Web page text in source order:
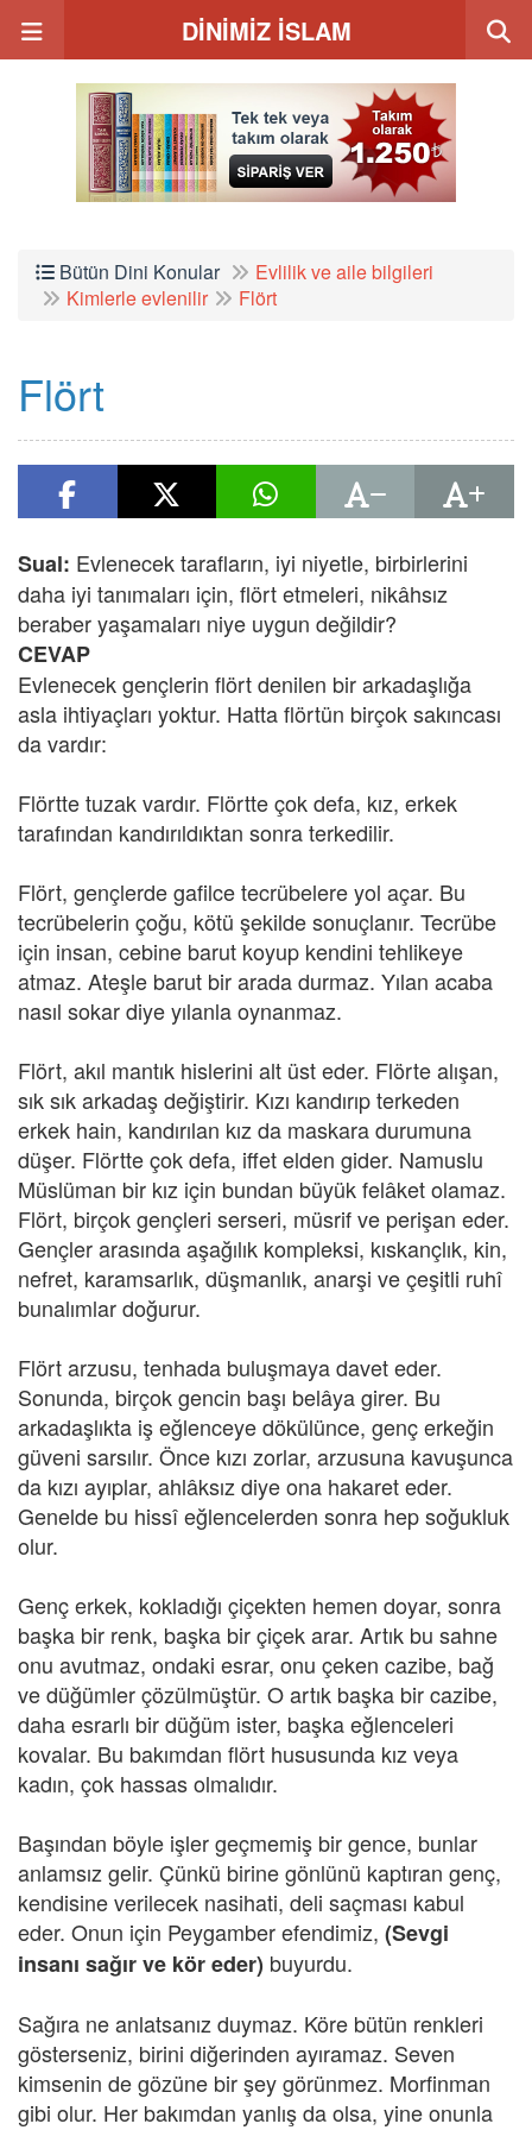
DİNİMİZ İSLAM
Bütün Dini Konular
Evlilik ve aile bilgileri
Kimlerle evlenilir
Flört
Flört
Sual: Evlenecek tarafların, iyi niyetle, birbirlerini
daha iyi tanımaları için, flört etmeleri, nikâhsız
beraber yaşamaları niye uygun değildir?
CEVAP
Evlenecek gençlerin flört denilen bir arkadaşlığa
asla ihtiyaçları yoktur. Hatta flörtün birçok sakıncası
da vardır:
Flörtte tuzak vardır. Flörtte çok defa, kız, erkek
tarafından kandırıldıktan sonra terkedilir.
Flört, gençlerde gafilce tecrübelere yol açar. Bu
tecrübelerin çoğu, kötü şekilde sonuçlanır. Tecrübe
için insan, cebine barut koyup kendini tehlikeye
atmaz. Ateşle barut bir arada durmaz. Yılan acaba
nasıl sokar diye yılanla oynanmaz.
Flört, akıl mantık hislerini alt üst eder. Flörte alışan,
sık sık arkadaş değiştirir. Kızı kandırıp terkeden
erkek hain, kandırılan kız da maskara durumuna
düşer. Flörtte çok defa, iffet elden gider. Namuslu
Müslüman bir kız için bundan büyük felâket olamaz.
Flört, birçok gençleri serseri, müsrif ve perişan eder.
Gençler arasında aşağılık kompleksi, kıskançlık, kin,
nefret, karamsarlık, düşmanlık, anarşi ve çeşitli ruhî
bunalımlar doğurur.
Flört arzusu, tenhada buluşmaya davet eder.
Sonunda, birçok gencin başı belâya girer. Bu
arkadaşlıkta iş eğlenceye dökülünce, genç erkeğin
güveni sarsılır. Önce kızı zorlar, arzusuna kavuşunca
da kızı ayıplar, ahlâksız diye ona hakaret eder.
Genelde bu hissî eğlencelerden sonra hep soğukluk
olur.
Genç erkek, kokladığı çiçekten hemen doyar, sonra
başka bir renk, başka bir çiçek arar. Artık bu sahne
onu avutmaz, ondaki esrar, onu çeken cazibe, bağ
ve düğümler çözülmüştür. O artık başka bir cazibe,
daha esrarlı bir düğüm ister, başka eğlenceleri
kovalar. Bu bakımdan flört hususunda kız veya
kadın, çok hassas olmalıdır.
Başından böyle işler geçmemiş bir gence, bunlar
anlamsız gelir. Çünkü birine gönlünü kaptıran genç,
kendisine verilecek nasihati, deli saçması kabul
eder. Onun için Peygamber efendimiz, (Sevgi
insanı sağır ve kör eder) buyurdu.
Sağıra ne anlatsanız duymaz. Köre bütün renkleri
gösterseniz, birini diğerinden ayıramaz. Seven
kimsenin de gözüne bir şey görünmez. Morfinman
gibi olur. Her bakımdan yanlış da olsa, yine onunla